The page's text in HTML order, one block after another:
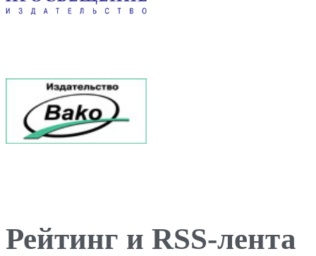
Рейтинг и RSS-лента